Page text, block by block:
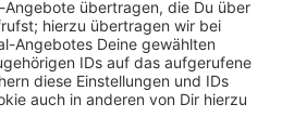
sich Carro nicht äußern. Man
Lösung. Im Gespräch
Marco Rose, Angelos
Jahr mit Tottenham die
und Kasper Hjulmand.